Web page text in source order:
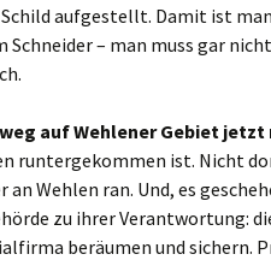
aufgestellt. Damit ist
Schneider – man muss gar
auf Wehlener Gebiet
runtergekommen ist. Nicht
Wehlen ran. Und, es
zu ihrer Verantwortung:
beräumen und sichern.